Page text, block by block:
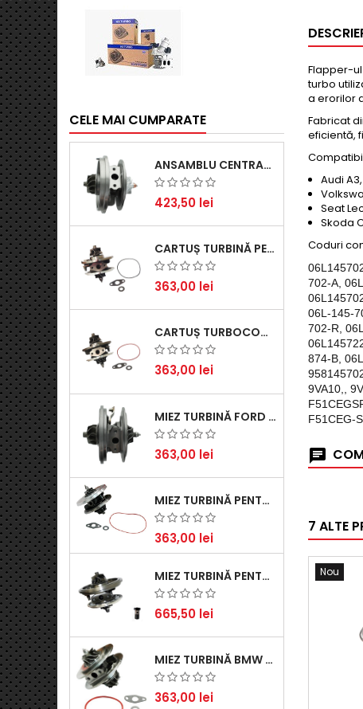
CELE MAI CUMPARATE
ANSAMBLU CENTRAL TURBINĂ PENTRU BMW SERIA 3, SERIA 5 ȘI X3 - PERFORMANȚĂ ȘI FIABILITATE
423,50 lei
CARTUȘ TURBINĂ PENTRU AUDI A4, A6, SKODA SUPERB ȘI VW PASSAT, MOTOR DIESEL 1.9 TDI
363,00 lei
CARTUȘ TURBOCOMPRESOR PENTRU VW, AUDI, SEAT, SKODA - MOTOR DIESEL 2.0 TDI
363,00 lei
MIEZ TURBINĂ FORD TRANSIT 2.2 TDCI (2007-2016)
363,00 lei
MIEZ TURBINĂ PENTRU CITROËN, FORD, MAZDA, MINI, PEUGEOT ȘI VOLVO - MOTORIZĂRI 1.6 HDI ȘI 1.6 D
363,00 lei
MIEZ TURBINĂ PENTRU AUDI, SEAT, SKODA ȘI VOLKSWAGEN - MOTORIZĂRI 2.0 TDI 103KW 140CP
665,50 lei
MIEZ TURBINĂ BMW SERIA 1 (E81, E87) 120 D - CREȘTEȚI PERFORMANȚA ȘI RĂSPUNSUL MOTORULUI
363,00 lei
Flapper-
turbo
a erorilor
Fabricat
eficientă,
Audi A3,
Seat
Skoda
Coduri
702-A,
06L-145-
702-R,
874-B,
9VA10,,
F51CEG-
7 ALTE
Nou